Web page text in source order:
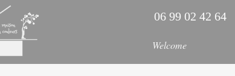
06 99 02 42 64
Welcome